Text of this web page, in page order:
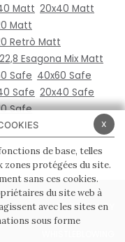
Matt 20x40 Matt
Matt
Retrò Matt
Esagona Mix Matt
Safe 40x60 Safe
Safe 20x40 Safe
Safe
COOKIE POLICY
x
de base, telles
zones protégées du site.
sans ces cookies.
du site web à
avec les sites en
sous forme